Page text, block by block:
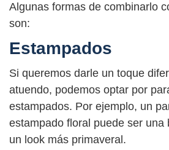
Algunas formas de combinarlo
son:
Estampados
Si queremos darle un toque
atuendo, podemos optar por
estampados. Por ejemplo, un
estampado floral puede ser una
un look más primaveral.